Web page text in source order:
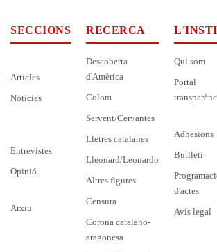
SECCIONS
Articles
Notícies
Entrevistes
Opinió
Arxiu
RECERCA
Descoberta
d'Amèrica
Colom
Servent/Cervantes
Lletres catalanes
Lleonard/Leonardo
Altres figures
Censura
Corona catalano-
aragonesa
Qui som
Portal
Adhesions
Butlletí
d'actes
Avís legal